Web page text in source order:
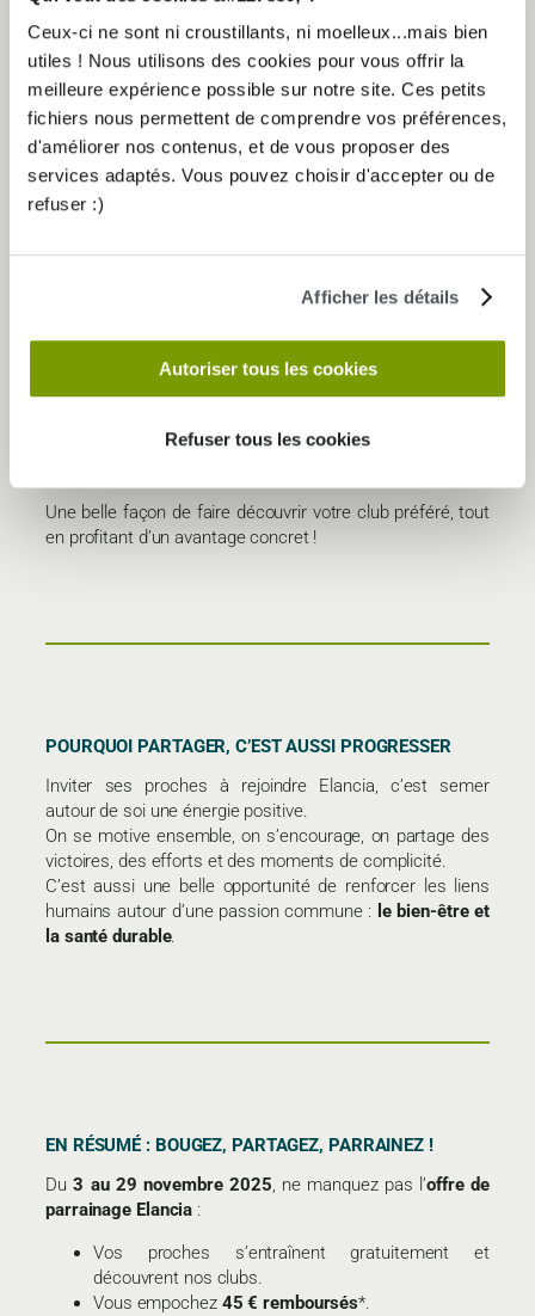
Ceux-ci ne sont ni croustillants, ni moelleux...mais bien
utiles ! Nous utilisons des cookies pour vous offrir la
meilleure expérience possible sur notre site. Ces petits
fichiers nous permettent de comprendre vos préférences,
d'améliorer nos contenus, et de vous proposer des
services adaptés. Vous pouvez choisir d'accepter ou de
refuser :)
Afficher les détails
Autoriser tous les cookies
Refuser tous les cookies
VOICI COMMENT ÇA FONCTIONNE :
Invitezvos amis, collègues ou membres de votre
famille à venir s’entraîner gratuitement et en illimité
dans votre club Elancia.
Laissez-les découvrir
engagement.
, devenez leur parrain et
bénéficiez de récompenses exclusives !
45 € remboursés* sur votre abonnement.
Pack Elanc&Vous offert , d’une valeur de
Une belle façon de faire découvrir votre club préféré, tout
en profitant d’un avantage concret !
POURQUOI PARTAGER, C’EST AUSSI PROGRESSER
Inviter ses proches à rejoindre Elancia, c’est semer
autour de soi une énergie positive.
On se motive ensemble, on s’encourage, on partage des
victoires, des efforts et des moments de complicité.
C’est aussi une belle opportunité de renforcer les liens
humains autour d’une passion commune : le bien-être et
la santé durable.
EN RÉSUMÉ : BOUGEZ, PARTAGEZ, PARRAINEZ !
Du3 au 29 novembre 2025, ne manquez pas l’offre de
parrainage Elancia :
Vos proches s’entraînent gratuitement et
découvrent nos clubs.
Vous empochez 45 € remboursés*.